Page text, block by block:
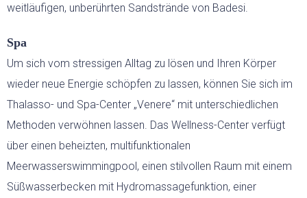
weitläufigen, unberührten Sandstrände von Badesi.
Spa
Um sich vom stressigen Alltag zu lösen und Ihren Körper
wieder neue Energie schöpfen zu lassen, können Sie sich im
Thalasso- und Spa-Center „Venere“ mit unterschiedlichen
Methoden verwöhnen lassen. Das Wellness-Center verfügt
über einen beheizten, multifunktionalen
Meerwasserswimmingpool, einen stilvollen Raum mit einem
Süßwasserbecken mit Hydromassagefunktion, einer